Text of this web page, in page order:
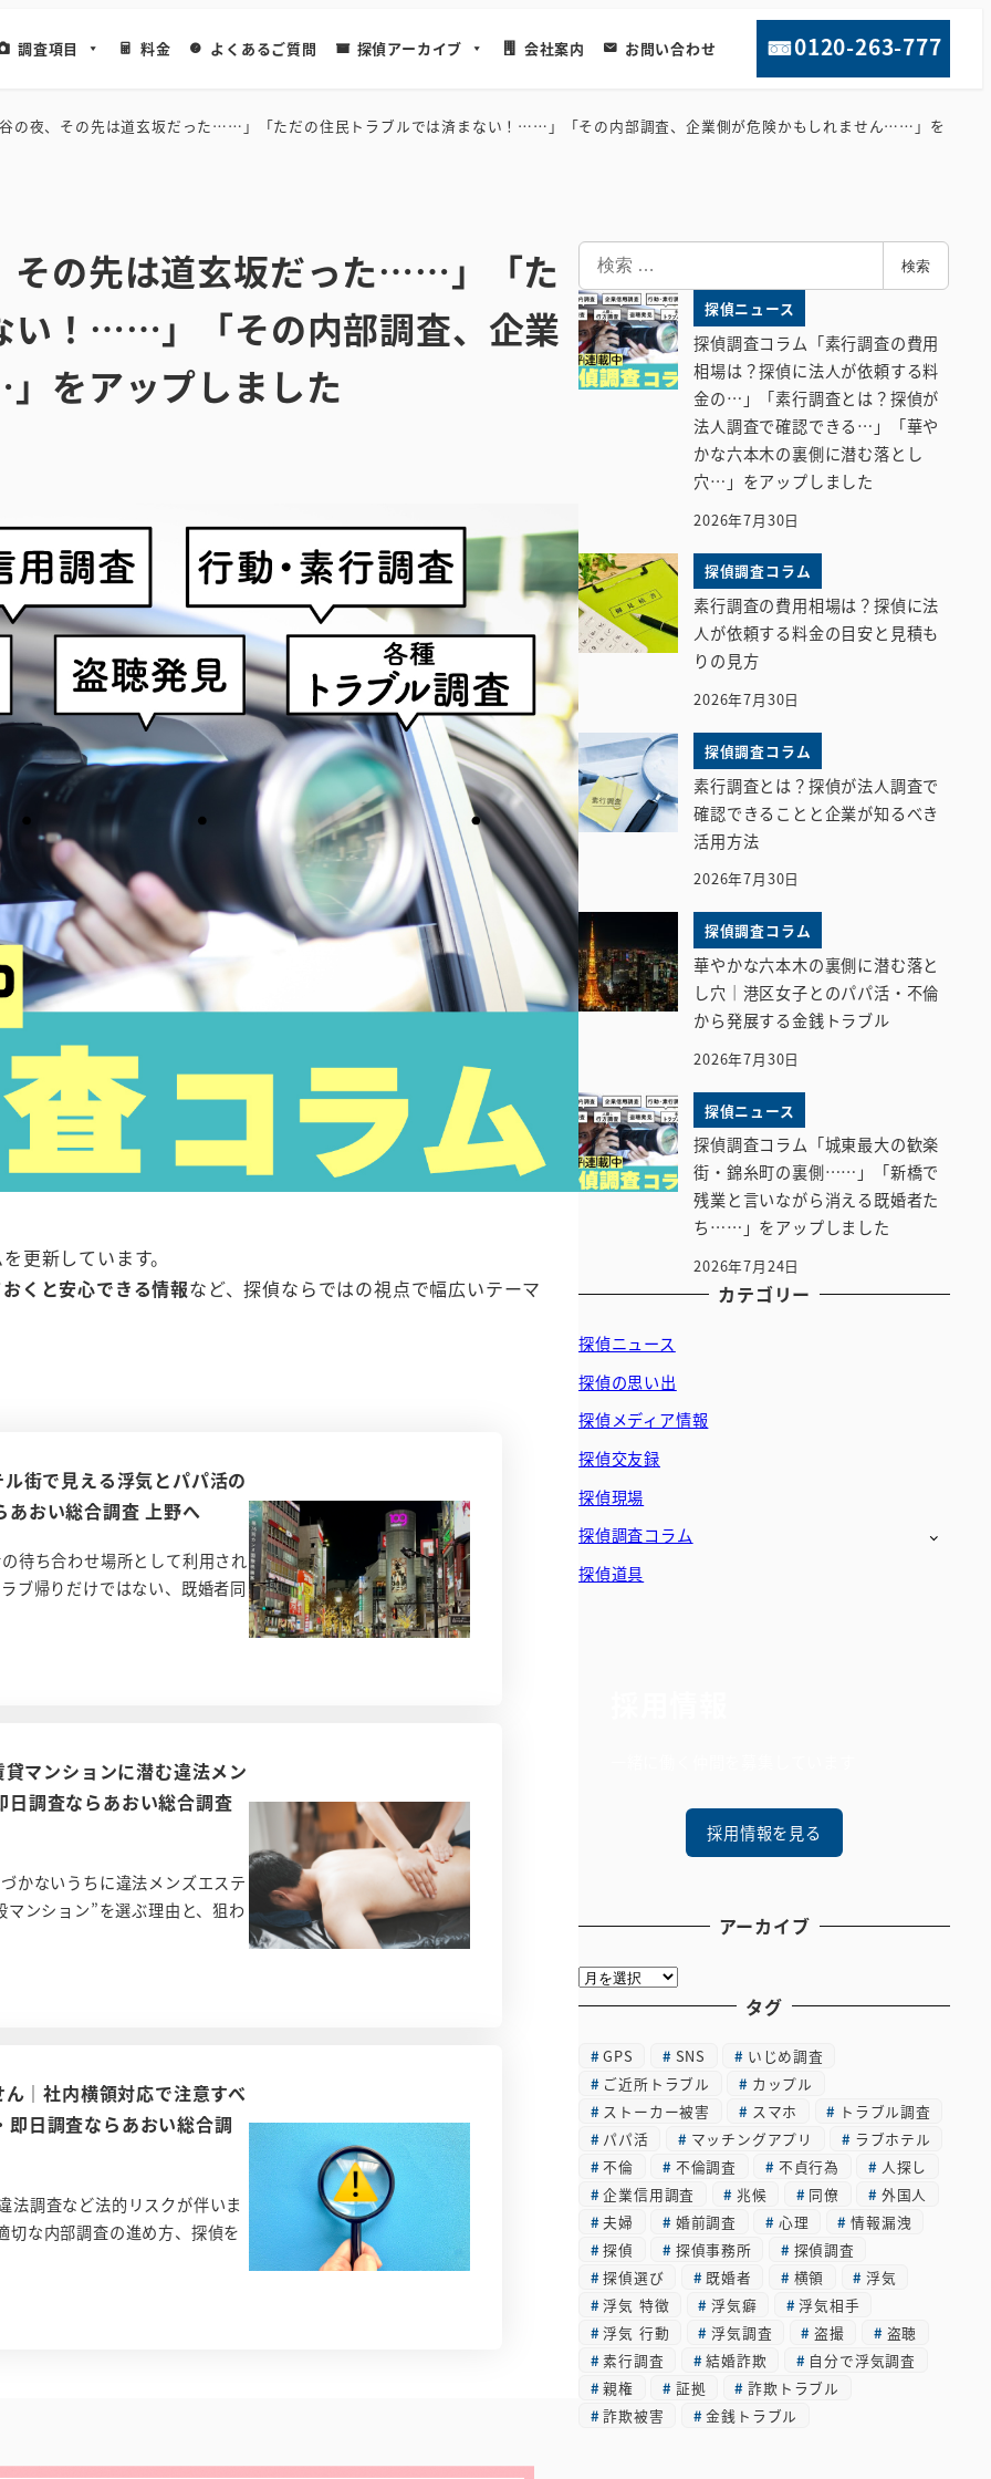
調査項目 料金 よくあるご質問 探偵アーカイブ 会社案内 お問い合わせ 0120-263-777
の夜、その先は道玄坂だった……」「ただの住民トラブルでは済まない！……」「その内部調査、企業側が危険かもしれません……」を
その先は道玄坂だった……」「た
い！……」「その内部調査、企業
をアップしました
更新しています。
くと安心できる情報など、探偵ならではの視点で幅広いテーマ
街で見える浮気とパパ活の
おい総合調査 上野へ
待ち合わせ場所として利用され
ブ帰りだけではない、既婚者同
マンションに潜む違法メン
調査ならあおい総合調査
かないうちに違法メンズエステ
ンション”を選ぶ理由と、狙わ
｜社内横領対応で注意すべ
日調査ならあおい総合調
法調査など法的リスクが伴いま
切な内部調査の進め方、探偵を
索
検索
探偵ニュース
探偵調査コラム「素行調査の費用
相場は？探偵に法人が依頼する料
金の…」「素行調査とは？探偵が
法人調査で確認できる…」「華や
かな六本木の裏側に潜む落とし
穴…」をアップしました
2026年7月30日
探偵調査コラム
素行調査の費用相場は？探偵に法
人が依頼する料金の目安と見積も
りの見方
2026年7月30日
探偵調査コラム
素行調査とは？探偵が法人調査で
確認できることと企業が知るべき
活用方法
2026年7月30日
探偵調査コラム
華やかな六本木の裏側に潜む落と
し穴｜港区女子とのパパ活・不倫
から発展する金銭トラブル
2026年7月30日
探偵ニュース
探偵調査コラム「城東最大の歓楽
街・錦糸町の裏側……」「新橋で
残業と言いながら消える既婚者た
ち……」をアップしました
2026年7月24日
カテゴリー
探偵ニュース
探偵の思い出
探偵メディア情報
探偵交友録
探偵現場
探偵調査コラム
探偵道具
採用情報を見る
アーカイブ
ア
ー
イ
ブ
タグ
GPS SNS
いじめ調査
ご近所トラブル
カップル
ストーカー被害
スマホ
トラブル調査
パパ活
マッチングアプリ
ラブホテル
不倫
不倫調査 不貞行為
人探し
企業信用調査
兆候 同僚
外国人
夫婦
婚前調査 心理
情報漏洩
探偵
探偵事務所
探偵調査
探偵選び
既婚者 横領
浮気
浮気 特徴
浮気癖
浮気相手
浮気 行動
浮気調査 盗撮
盗聴
素行調査
結婚詐欺
自分で浮気調査
親権
証拠
詐欺トラブル
詐欺被害
金銭トラブル